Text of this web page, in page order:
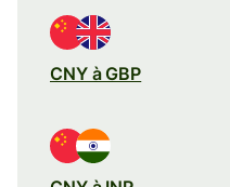
CNY à GBP